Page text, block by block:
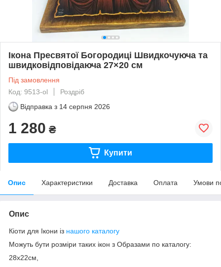
Ікона Пресвятої Богородиці Швидкочуюча та
швидковідповідаюча 27×20 см
Під замовлення
Код: 9513-ol
Роздріб
Відправка з 14 серпня 2026
1 280 ₴
Купити
Опис Характеристики Доставка Оплата Умови
Опис
Кіоти для Ікони із нашого каталогу
Можуть бути розміри таких ікон з Образами по каталогу:
28х22см,